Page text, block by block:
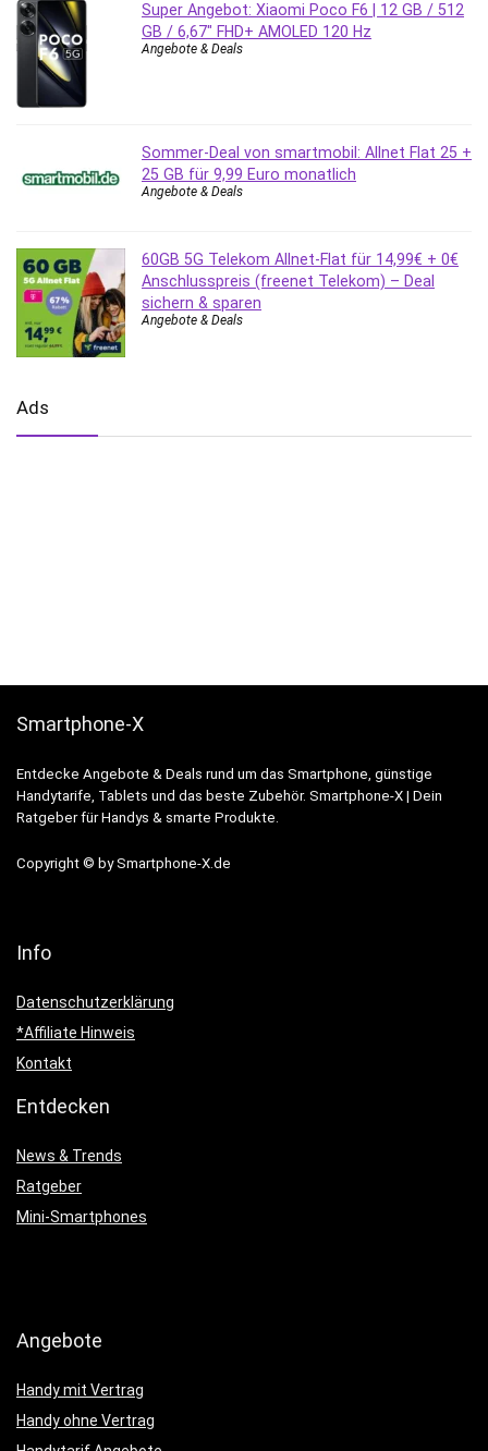
Super Angebot: Xiaomi Poco F6 | 12 GB / 512
GB / 6,67″ FHD+ AMOLED 120 Hz
Angebote & Deals
Sommer-Deal von smartmobil: Allnet Flat 25 +
25 GB für 9,99 Euro monatlich
Angebote & Deals
60GB 5G Telekom Allnet-Flat für 14,99€ + 0€
Anschlusspreis (freenet Telekom) – Deal
sichern & sparen
Angebote & Deals
Ads
Smartphone-X
Entdecke Angebote & Deals rund um das Smartphone, günstige
Handytarife, Tablets und das beste Zubehör. Smartphone-X | Dein
Ratgeber für Handys & smarte Produkte.
Copyright © by Smartphone-X.de
Info
Datenschutzerklärung
*Affiliate Hinweis
Kontakt
Entdecken
News & Trends
Ratgeber
Mini-Smartphones
Angebote
Handy mit Vertrag
Handy ohne Vertrag